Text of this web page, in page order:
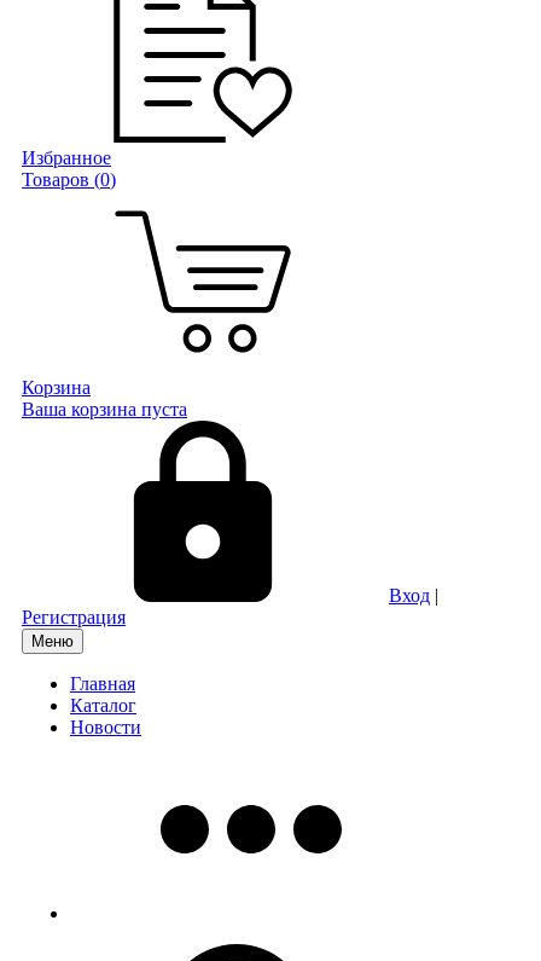
Избранное
Товаров (0)
Корзина
Ваша корзина пуста
Вход |
Регистрация
Меню
Главная
Каталог
Новости